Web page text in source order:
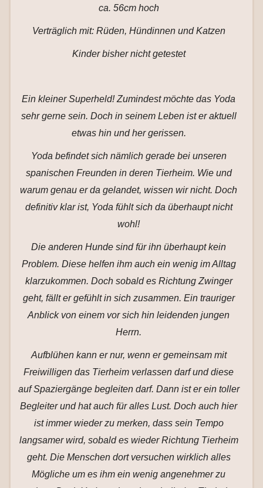
ca. 56cm hoch
Verträglich mit: Rüden, Hündinnen und Katzen
Kinder bisher nicht getestet
Ein kleiner Superheld! Zumindest möchte das Yoda
sehr gerne sein. Doch in seinem Leben ist er aktuell
etwas hin und her gerissen.
Yoda befindet sich nämlich gerade bei unseren
spanischen Freunden in deren Tierheim. Wie und
warum genau er da gelandet, wissen wir nicht. Doch
definitiv klar ist, Yoda fühlt sich da überhaupt nicht
wohl!
Die anderen Hunde sind für ihn überhaupt kein
Problem. Diese helfen ihm auch ein wenig im Alltag
klarzukommen. Doch sobald es Richtung Zwinger
geht, fällt er gefühlt in sich zusammen. Ein trauriger
Anblick von einem vor sich hin leidenden jungen
Herrn.
Aufblühen kann er nur, wenn er gemeinsam mit
Freiwilligen das Tierheim verlassen darf und diese
auf Spaziergänge begleiten darf. Dann ist er ein toller
Begleiter und hat auch für alles Lust. Doch auch hier
ist immer wieder zu merken, dass sein Tempo
langsamer wird, sobald es wieder Richtung Tierheim
geht. Die Menschen dort versuchen wirklich alles
Mögliche um es ihm ein wenig angenehmer zu